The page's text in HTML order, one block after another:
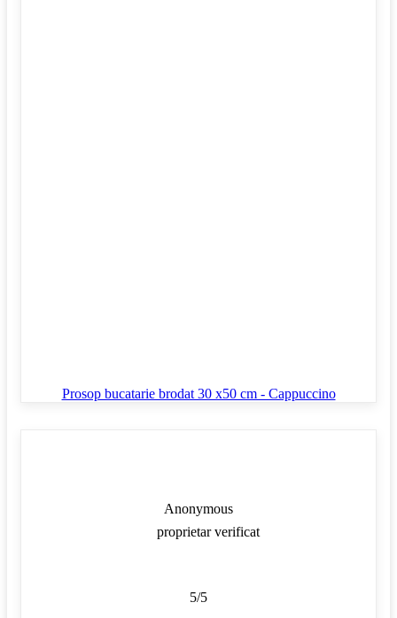
Prosop bucatarie brodat 30 x50 cm - Cappuccino
Anonymous
proprietar verificat
5/5